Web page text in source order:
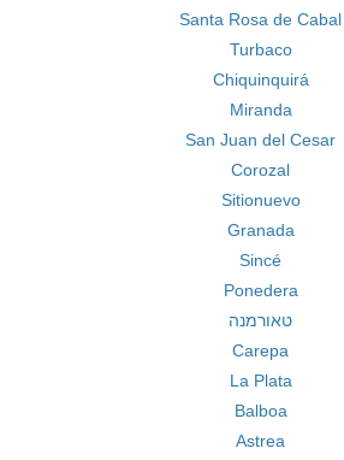
Santa Rosa de Cabal
Turbaco
Chiquinquirá
Miranda
San Juan del Cesar
Corozal
Sitionuevo
Granada
Sincé
Ponedera
טאורמנה
Carepa
La Plata
Balboa
Astrea